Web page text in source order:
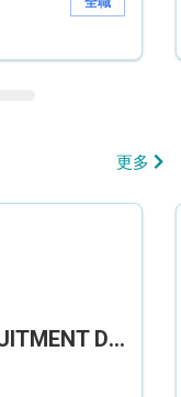
更多
THE REPULSE BAY RECRUITMENT DAY 淺水灣影灣園人才招聘會